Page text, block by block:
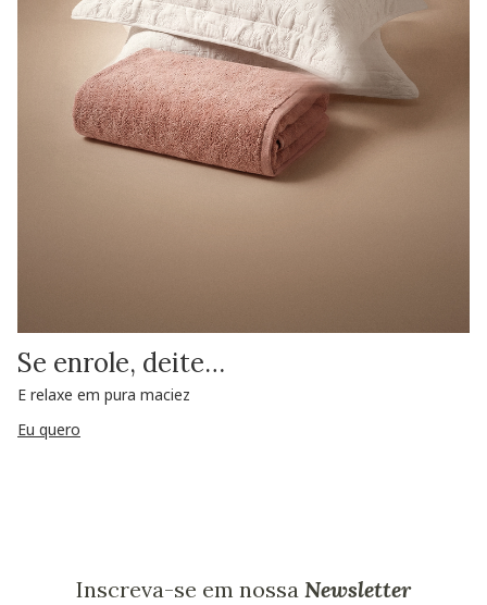
Se enrole, deite…
E relaxe em pura maciez
Eu quero
Inscreva-se em nossa Newsletter